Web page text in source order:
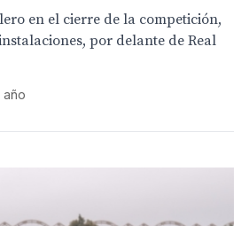
en el cierre de la competición,
por delante de Real
año